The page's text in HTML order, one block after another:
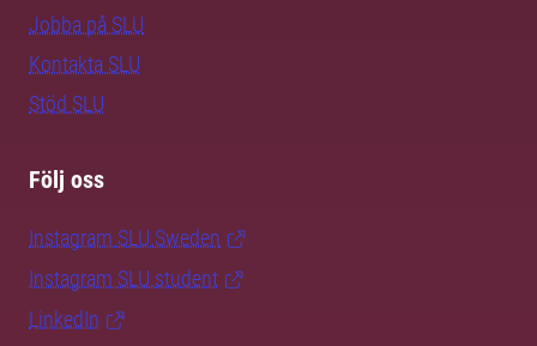
Jobba på SLU
Kontakta SLU
Stöd SLU
Följ oss
Instagram SLU.Sweden
Instagram SLU.student
LinkedIn